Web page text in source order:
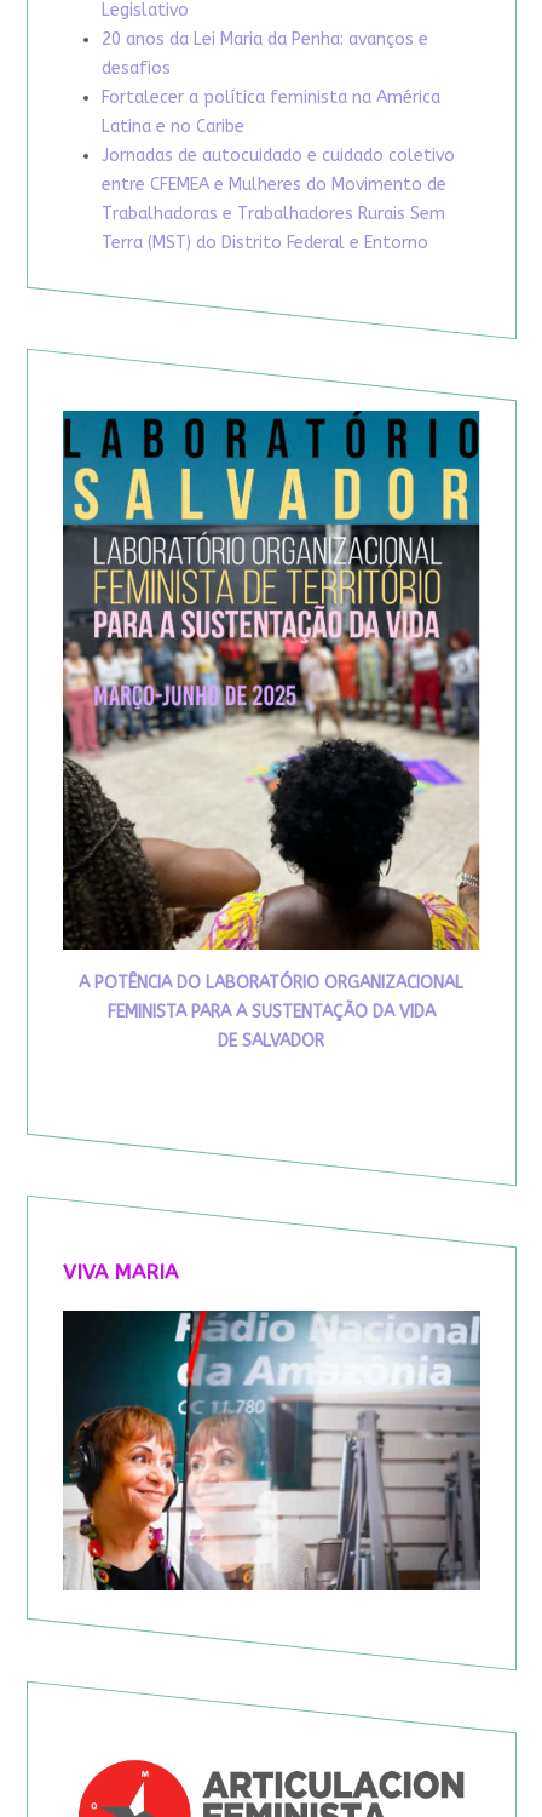
Legislativo
20 anos da Lei Maria da Penha: avanços e
desafios
Fortalecer a política feminista na América
Latina e no Caribe
Jornadas de autocuidado e cuidado coletivo
entre CFEMEA e Mulheres do Movimento de
Trabalhadoras e Trabalhadores Rurais Sem
Terra (MST) do Distrito Federal e Entorno
A POTÊNCIA DO LABORATÓRIO ORGANIZACIONAL
FEMINISTA PARA A SUSTENTAÇÃO DA VIDA
DE SALVADOR
VIVA MARIA